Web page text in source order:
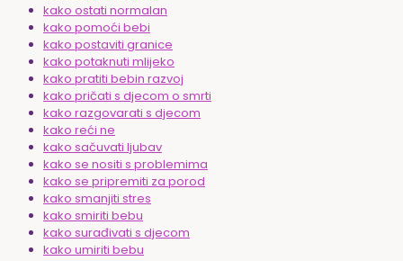
kako ostati normalan
kako pomoći bebi
kako postaviti granice
kako potaknuti mlijeko
kako pratiti bebin razvoj
kako pričati s djecom o smrti
kako razgovarati s djecom
kako reći ne
kako sačuvati ljubav
kako se nositi s problemima
kako se pripremiti za porod
kako smanjiti stres
kako smiriti bebu
kako surađivati s djecom
kako umiriti bebu